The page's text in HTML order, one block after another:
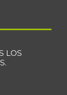
LOS